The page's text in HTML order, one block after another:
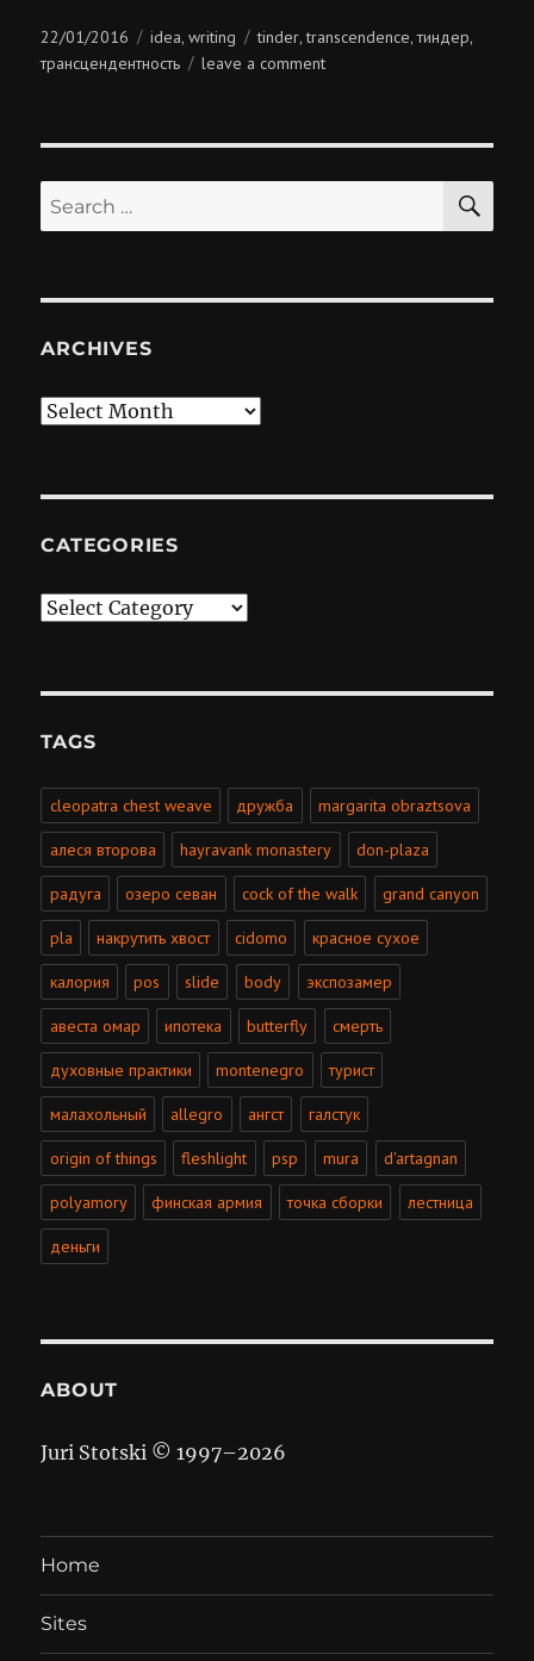
Posted
on
22/01/2016 Categories
idea,writing Tags
tinder,transcendence,тиндер,
трансцендентность leave a commenton
Search
for:
ARCHIVES
Archives
CATEGORIES
Categories
TAGS
cleopatra chest weave дружба margarita obraztsova
алеся второва hayravank monastery don-plaza
радуга озеро севан cock of the walk grand canyon
pla накрутить хвост cidomo красное сухое
калория pos slide body экспозамер
авеста омар ипотека butterfly смерть
духовные практики montenegro турист
малахольный allegro ангст галстук
origin of things fleshlight psp mura d'artagnan
polyamory финская армия точка сборки лестница
деньги
ABOUT
Juri Stotski © 1997–2026
Home
Sites